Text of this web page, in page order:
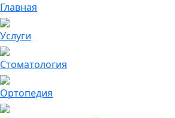
Главная
Услуги
Cтоматология
Ортопедия